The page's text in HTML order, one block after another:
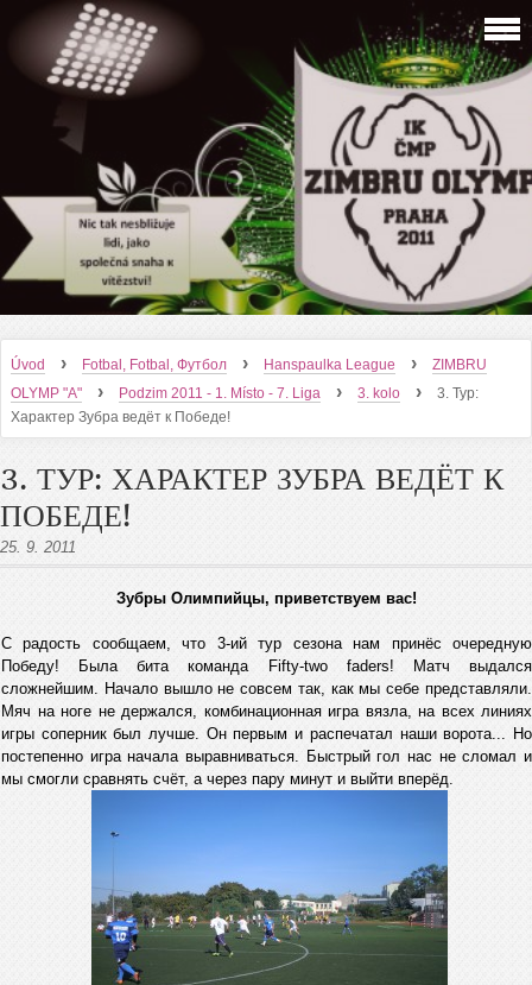
Úvod › Fotbal, Fotbal, Футбол › Hanspaulka League ›
ZIMBRU
OLYMP "A"
› Podzim 2011 - 1. Místo - 7. Liga › 3. kolo ›
3. Тур:
Характер Зубра ведёт к Победе!
3. ТУР: ХАРАКТЕР ЗУБРА ВЕДЁТ К
ПОБЕДЕ!
25. 9. 2011
Зубры Олимпийцы, приветствуем вас!
С радость сообщаем, что 3-ий тур сезона нам принёс очередную
Победу! Была бита команда Fifty-two faders! Матч выдался
сложнейшим. Начало вышло не совсем так, как мы себе представляли.
Мяч на ноге не держался, комбинационная игра вязла, на всех линиях
игры соперник был лучше. Он первым и распечатал наши ворота... Но
постепенно игра начала выравниваться. Быстрый гол нас не сломал и
мы смогли сравнять счёт, а через пару минут и выйти вперёд.